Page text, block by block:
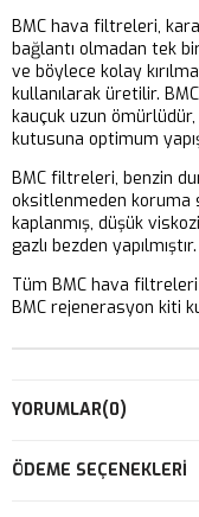
BMC hava filtreleri,
bağlantı olmadan tek
ve böylece kolay
kullanılarak üretilir.
kauçuk uzun ömürlüdür,
kutusuna optimum
BMC filtreleri, benzin
oksitlenmeden koruma
kaplanmış, düşük
gazlı bezden yapılmıştır.
Tüm BMC hava
BMC rejenerasyon kiti
YORUMLAR(0)
ÖDEME SEÇENEKLERI